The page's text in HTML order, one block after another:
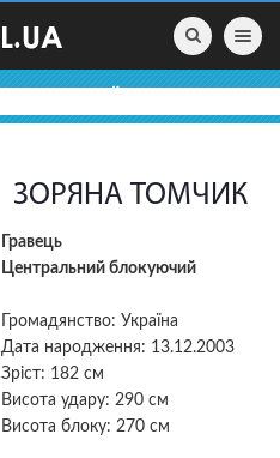
Toggle
ЗОРЯНА ТОМЧИК
Гравець
Центральний блокуючий
Громадянство: Україна
Дата народження: 13.12.2003
Зріст: 182 см
Висота удару: 290 см
Висота блоку: 270 см